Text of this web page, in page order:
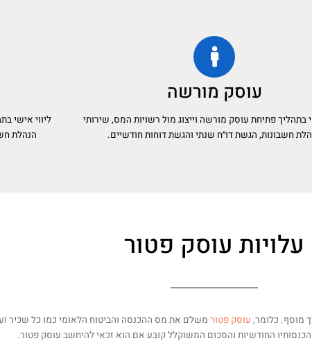
עוסק מורשה
בתהליך פתיחת עוסק מורשה וייצוג מול רשויות המס, שירותי
חשבונות, הגשת דו״ח שנתי והגשת דוחות חודשיים.
ליווי אישי
הנהלת
עלויות עוסק פטור
מוסף. כלומר, עוסק פטור משלם את מס ההכנסה והביטוח הלאומי כמו כל שכיר
החודשיות והסכום המשוקלל קובע אם הוא זכאי להיחשב עוסק פטור.